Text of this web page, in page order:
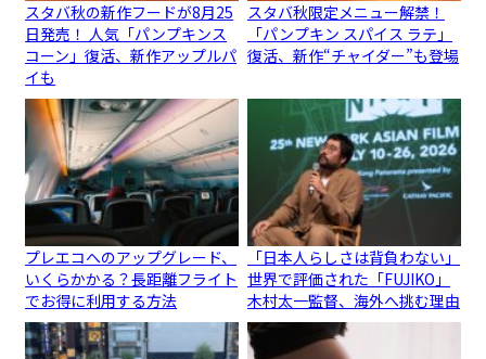
スタバ秋の新作フードが8月25
日発売！ 人気「パンプキンス
コーン」復活、新作アップルパ
イも
スタバ秋限定メニュー解禁！
「パンプキン スパイス ラテ」
復活、新作“チャイダー”も登場
プレエコへのアップグレード、
いくらかかる？長距離フライト
でお得に利用する方法
「日本人らしさは背負わない」
世界で評価された「FUJIKO」
木村太一監督、海外へ挑む理由